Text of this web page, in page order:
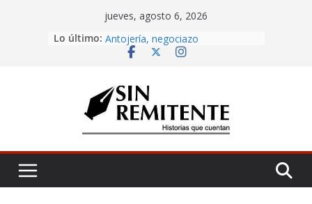
jueves, agosto 6, 2026
Lo último: Amor eterno
Antojería, negociazo
Misa de 12